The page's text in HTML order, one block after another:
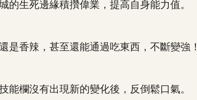
生死邊緣積攢偉業，提高自身能力值。
香辣，甚至還能通過吃東西，不斷變強！
欄沒有出現新的變化後，反倒鬆口氣。